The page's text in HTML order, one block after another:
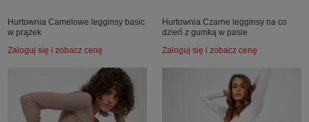
Hurtownia Camelowe legginsy basic
w prążek
Zaloguj się i zobacz cenę
Hurtownia Czarne legginsy na co
dzień z gumką w pasie
Zaloguj się i zobacz cenę